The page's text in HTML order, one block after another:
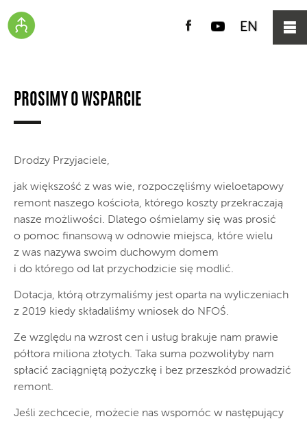
Facebook
YouTube
EN
PROSIMY O WSPARCIE
Drodzy Przyjaciele,
jak większość z was wie, rozpoczęliśmy wieloetapowy
remont naszego kościoła, którego koszty przekraczają
nasze możliwości. Dlatego ośmielamy się was prosić
o pomoc finansową w odnowie miejsca, które wielu
z was nazywa swoim duchowym domem
i do którego od lat przychodzicie się modlić.
Dotacja, którą otrzymaliśmy jest oparta na wyliczeniach
z 2019 kiedy składaliśmy wniosek do NFOŚ.
Ze względu na wzrost cen i usług brakuje nam prawie
półtora miliona złotych. Taka suma pozwoliłyby nam
spłacić zaciągniętą pożyczkę i bez przeszkód prowadzić
remont.
Jeśli zechcecie, możecie nas wspomóc w następujący